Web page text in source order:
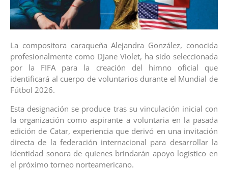
La compositora caraqueña Alejandra González, conocida
profesionalmente como DJane Violet, ha sido seleccionada
por la FIFA para la creación del himno oficial que
identificará al cuerpo de voluntarios durante el Mundial de
Fútbol 2026.
Esta designación se produce tras su vinculación inicial con
la organización como aspirante a voluntaria en la pasada
edición de Catar, experiencia que derivó en una invitación
directa de la federación internacional para desarrollar la
identidad sonora de quienes brindarán apoyo logístico en
el próximo torneo norteamericano.